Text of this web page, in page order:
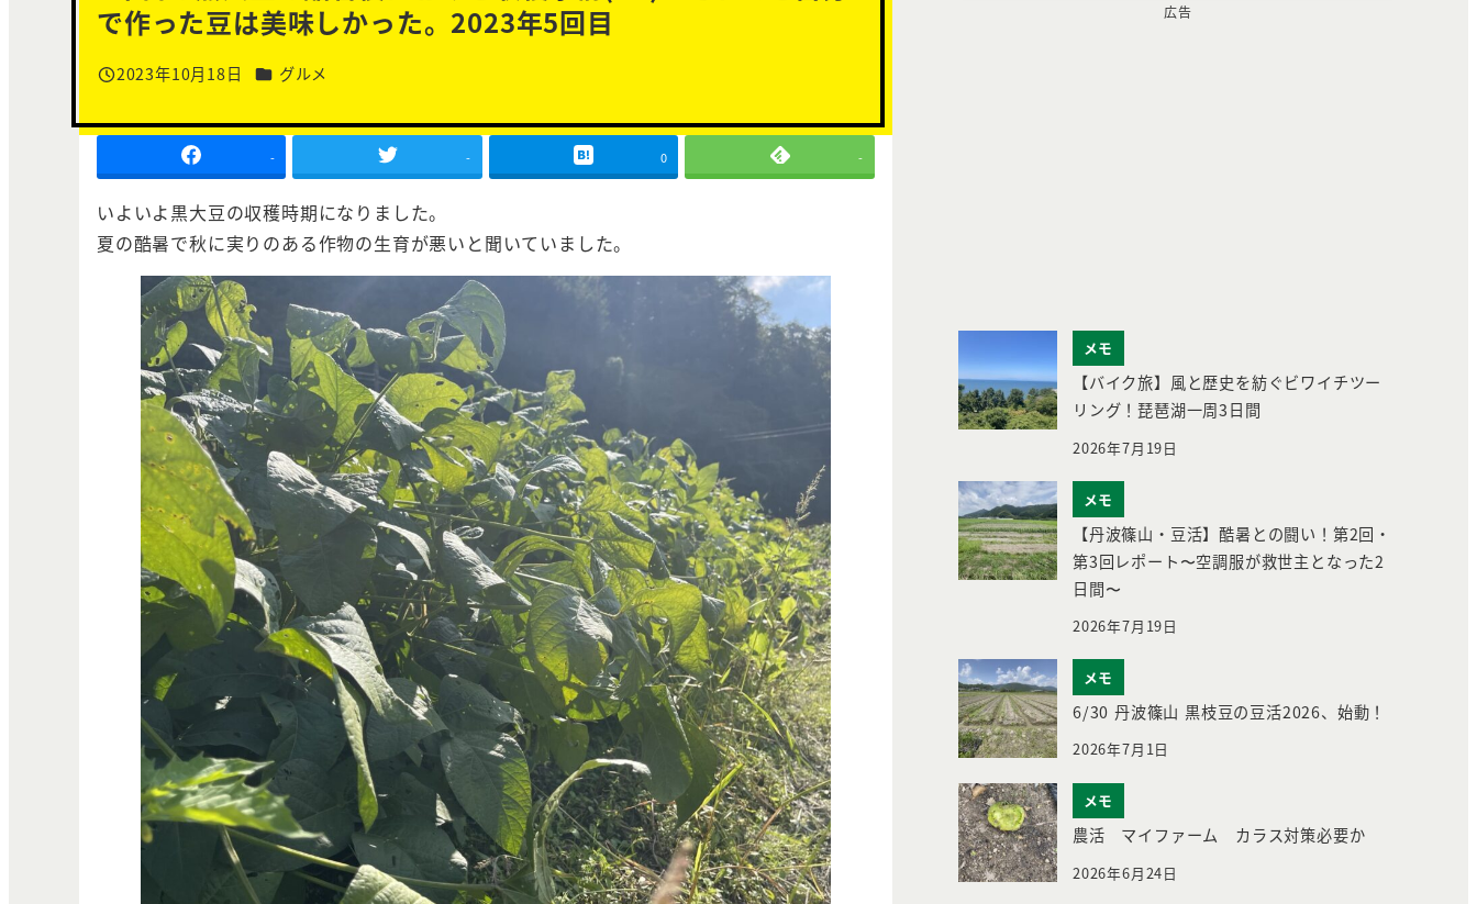
で作った豆は美味しかった。2023年5回目
投稿日
2023年10月18日 カテゴリー
グルメ
- - 0 -
いよいよ黒大豆の収穫時期になりました。
夏の酷暑で秋に実りのある作物の生育が悪いと聞いていました。
広告
メモ
【バイク旅】風と歴史を紡ぐビワイチツー
リング！琵琶湖一周3日間
2026年7月19日
メモ
【丹波篠山・豆活】酷暑との闘い！第2回・
第3回レポート〜空調服が救世主となった2
日間〜
2026年7月19日
メモ
6/30 丹波篠山 黒枝豆の豆活2026、始動！
2026年7月1日
メモ
農活 マイファーム カラス対策必要か
2026年6月24日